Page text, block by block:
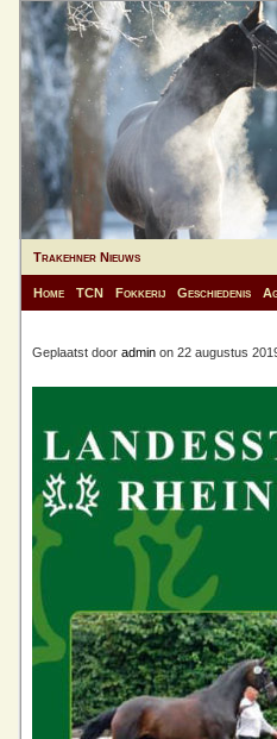
Trakehner Nieuws
Home TCN Fokkerij Geschiedenis
Geplaatst door admin on 22 augustus